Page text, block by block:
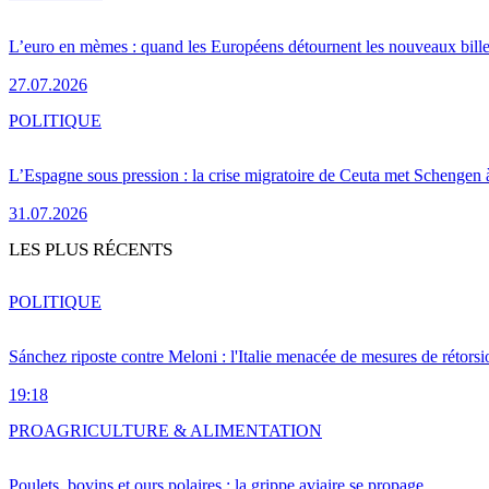
L’euro en mèmes : quand les Européens détournent les nouveaux
27.07.2026
L’Espagne sous pression : la crise migratoire de Ceuta met Schengen
31.07.2026
POLITIQUE
LES PLUS RÉCENTS
Sánchez riposte contre Meloni : l'Italie menacée de mesures de
19:18
POLITIQUE
Poulets, bovins et ours polaires : la grippe aviaire se propage
PROAGRICULTURE & ALIMENTATION